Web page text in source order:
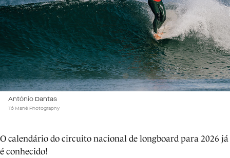
António Dantas
Tó Mané Photography
O calendário do circuito nacional de longboard para 2026 já
é conhecido!